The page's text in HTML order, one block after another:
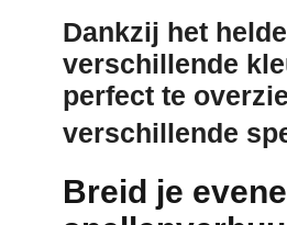
Dankzij het
verschillende
perfect te
verschillende
Breid je